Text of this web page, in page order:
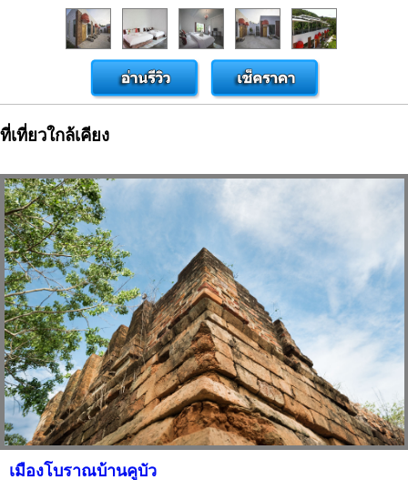
ที่เที่ยวใกล้เคียง
เมืองโบราณบ้านคูบัว